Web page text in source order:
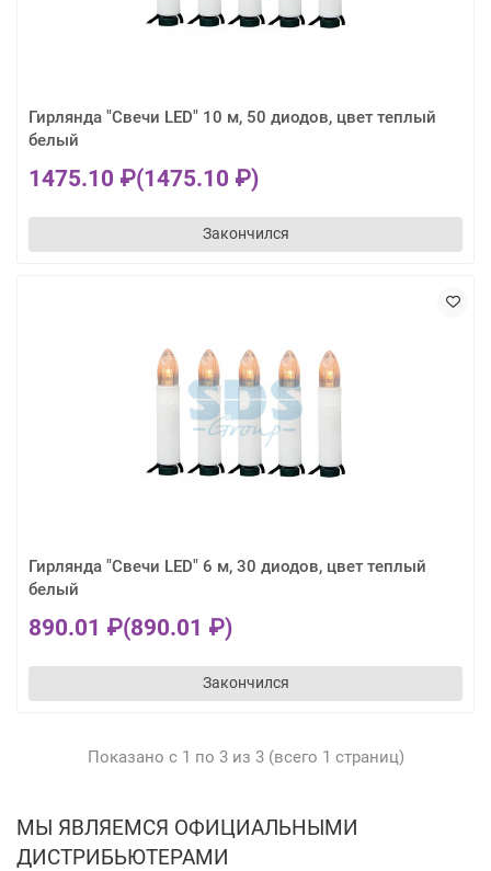
Гирлянда "Свечи LED" 10 м, 50 диодов, цвет теплый
белый
1475.10 ₽(1475.10 ₽)
Закончился
Гирлянда "Свечи LED" 6 м, 30 диодов, цвет теплый
белый
890.01 ₽(890.01 ₽)
Закончился
Показано с 1 по 3 из 3 (всего 1 страниц)
МЫ ЯВЛЯЕМСЯ ОФИЦИАЛЬНЫМИ
ДИСТРИБЬЮТЕРАМИ